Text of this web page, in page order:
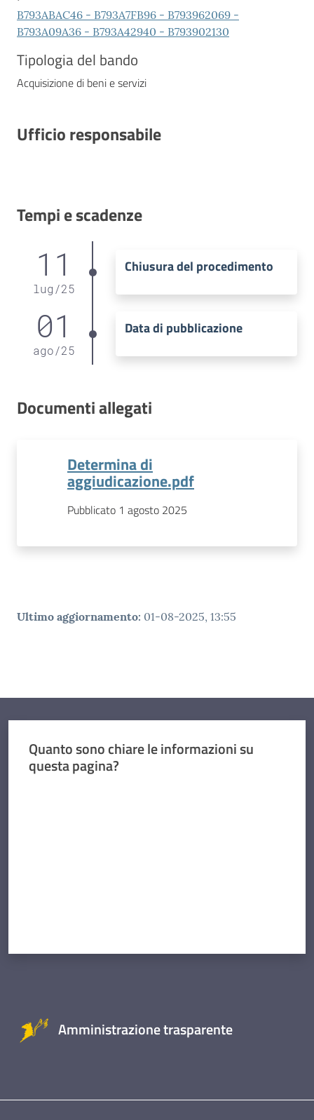
B793ABAC46 - B793A7FB96 - B793962069 -
B793A09A36 - B793A42940 - B793902130
Tipologia del bando
Acquisizione di beni e servizi
Ufficio responsabile
Tempi e scadenze
11
lug /25
Chiusura del procedimento
01
ago/25
Data di pubblicazione
Documenti allegati
Determina di
aggiudicazione.pdf
Pubblicato 1 agosto 2025
Ultimo aggiornamento: 01-08-2025, 13:55
Quanto sono chiare le informazioni su
questa pagina?
Amministrazione trasparente